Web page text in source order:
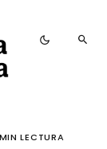
LECTURA